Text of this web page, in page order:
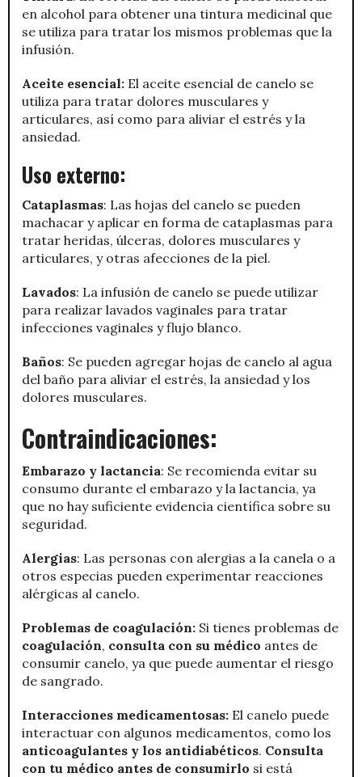
en alcohol para obtener una tintura medicinal que
se utiliza para tratar los mismos problemas que la
infusión.
Aceite esencial: El aceite esencial de canelo se
utiliza para tratar dolores musculares y
articulares, así como para aliviar el estrés y la
ansiedad.
Uso externo:
Cataplasmas: Las hojas del canelo se pueden
machacar y aplicar en forma de cataplasmas para
tratar heridas, úlceras, dolores musculares y
articulares, y otras afecciones de la piel.
Lavados: La infusión de canelo se puede utilizar
para realizar lavados vaginales para tratar
infecciones vaginales y flujo blanco.
Baños: Se pueden agregar hojas de canelo al agua
del baño para aliviar el estrés, la ansiedad y los
dolores musculares.
Contraindicaciones:
Embarazo y lactancia: Se recomienda evitar su
consumo durante el embarazo y la lactancia, ya
que no hay suficiente evidencia científica sobre su
seguridad.
Alergias: Las personas con alergias a la canela o a
otros especias pueden experimentar reacciones
alérgicas al canelo.
Problemas de coagulación: Si tienes problemas de
coagulación, consulta con su médico antes de
consumir canelo, ya que puede aumentar el riesgo
de sangrado.
Interacciones medicamentosas: El canelo puede
interactuar con algunos medicamentos, como los
anticoagulantes y los antidiabéticos. Consulta
con tu médico antes de consumirlo si está